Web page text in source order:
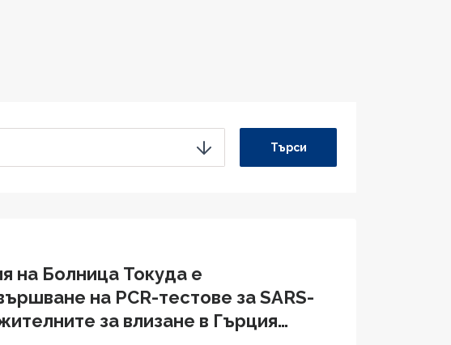
Търси
на Болница Токуда е
на PCR-тестове за SARS-
за влизане в Гърция